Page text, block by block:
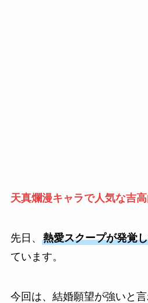
天真爛漫キャラで人気な吉高
先日、 熱愛スクープが発覚
ています。
今回は、結婚願望が強いと